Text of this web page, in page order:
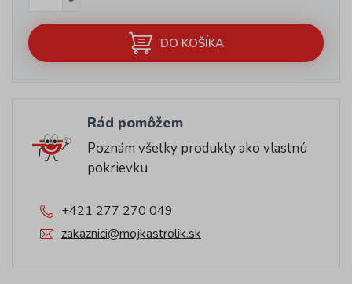
DO KOŠÍKA
Rád pomôžem
Poznám všetky produkty ako vlastnú
pokrievku
+421 277 270 049
zakaznici@mojkastrolik.sk